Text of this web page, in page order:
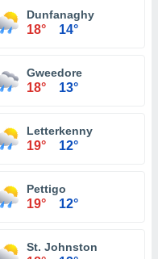
Dunfanaghy
18° 14°
Gweedore
18° 13°
Letterkenny
19° 12°
Pettigo
19° 12°
St. Johnston